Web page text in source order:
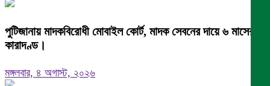
পুটিজানায় মাদকবিরোধী মোবাইল কোর্ট, মাদক সেবনের দায়ে ৬ মাসের
কারাদণ্ড।
মঙ্গলবার, ৪ অগাস্ট, ২০২৬